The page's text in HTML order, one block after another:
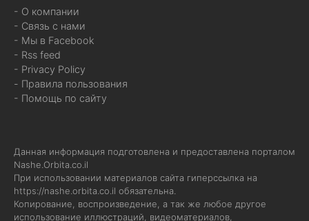
- О компании
- Связь с нами
- Мы в Facebook
- Rss feed
- Privacy Policy
- Правила пользования
- Помощь по сайту
Данная информация подготовлена и предоставлена порталом
Nashe.Orbita.co.il
При использовании материалов сайта гиперссылка на
https://nashe.orbita.co.il обязательна.
Копирование, воспроизведение, а так же любое другое
использование иллюстраций, видеоматериалов,